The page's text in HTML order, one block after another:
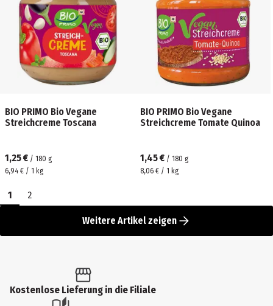
BIO PRIMO Bio Vegane
Streichcreme Toscana
1,25 € / 180 g
6,94 € / 1 kg
BIO PRIMO Bio Vegane
Streichcreme Tomate Quinoa
1,45 € / 180 g
8,06 € / 1 kg
1 2
Weitere Artikel zeigen
Kostenlose Lieferung in die Filiale